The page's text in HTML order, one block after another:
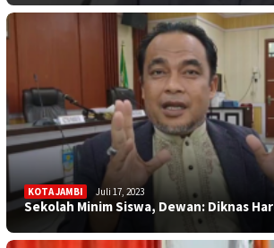
KOTA JAMBI Juli 17, 2023
Sekolah Minim Siswa, Dewan: Diknas